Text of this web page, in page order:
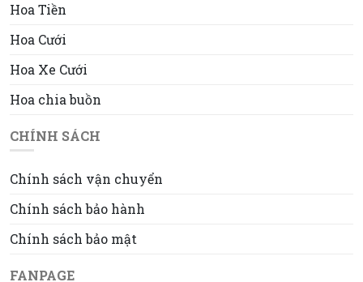
Hoa Tiền
Hoa Cưới
Hoa Xe Cưới
Hoa chia buồn
CHÍNH SÁCH
Chính sách vận chuyển
Chính sách bảo hành
Chính sách bảo mật
FANPAGE